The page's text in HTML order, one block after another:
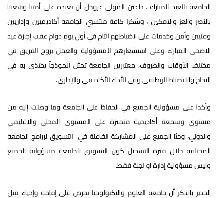
الجامعة بالعيد المبارك ، داعين المولى عزوجل أن يعيده على أمتنا وشعبنا
بالنصر والعز والتمكين ، وشكرا كافة منتسبي الجامعة أكاديميين وإداريين
وفنيين وأمن وخدمات على انضباطهم التام في أول يوم دوام عقب إجازة عيد
الاضحى المبارك وعلى استشعارهم للمسؤولية والعمل بروح الفريق في
مختلف الأوقات والظروف، معتبرين الجامعة تمثل أنموذجاً يحتذى به في
النجاح والانضباط الوظيفي وفي الأداء الأكاديمي والإداري.
وأكدا على مسؤولية الجميع في الحفاظ على الجامعة وما وصلت إليه من
مستوى وسمعة أكاديمية متميزة على المستوى المحلي والاقليمي
والدولي، وحثا الجميع على المشاركة الفاعلة في التسويق لبرامج الجامعة
المختلفة خلال فترة التسجيل كون التسويق للجامعة مسؤولية الجميع
وليس مسؤولية إدارة او لجنة فقط.
الجدير بالذكر أن جامعة العلوم والتكنولوجيا تحرص على إقامة وإحياء مثل